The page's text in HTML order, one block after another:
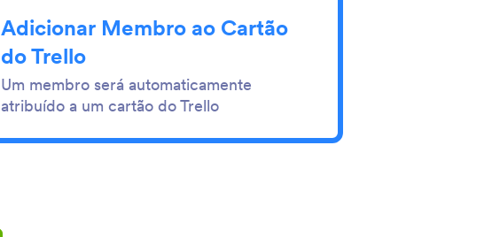
Adicionar Membro ao Cartão
do Trello
Um membro será automaticamente
atribuído a um cartão do Trello